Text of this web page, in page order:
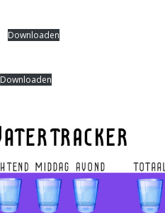
Downloaden
Downloaden